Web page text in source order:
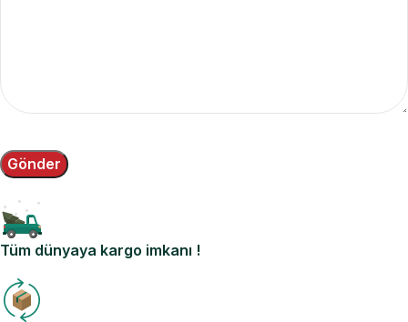
Tüm dünyaya kargo imkanı !